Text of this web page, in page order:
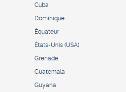
Cuba
Dominique
Équateur
États-Unis (USA)
Grenade
Guatemala
Guyana